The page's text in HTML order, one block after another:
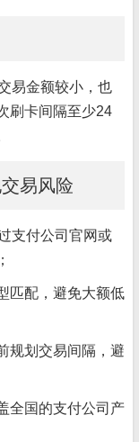
易金额较小，也
刷卡间隔至少24
易风险
支付公司官网或
匹配，避免大额低
规划交易间隔，避
全国的支付公司产